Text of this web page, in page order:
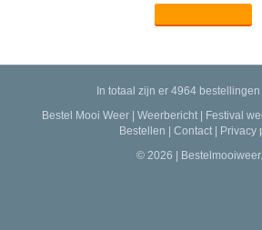
In totaal zijn er 4964
Bestel Mooi Weer| Weerbericht| Festival
Bestellen
Contact
Privacy
© 2026 |